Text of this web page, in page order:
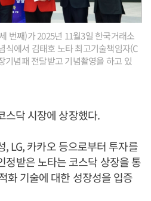
번째)가 2025년 11월3일 한국거래소
식에서 김태호 노타 최고기술책임자(C
기념패 전달받고 기념촬영을 하고 있
스닥 시장에 상장했다.
, LG, 카카오 등으로부터 투자를
정받은 노타는 코스닥 상장을 통
화 기술에 대한 성장성을 입증